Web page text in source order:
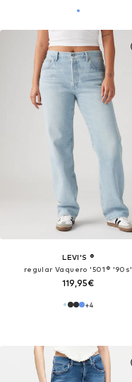
LEVI'S ®
regular Vaquero '501® '90s'
119,95€
+4